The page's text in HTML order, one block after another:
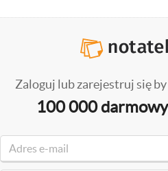
Zaloguj lub zarejestruj się
100 000